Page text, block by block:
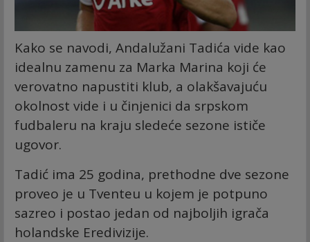
Kako se navodi, Andalužani Tadića vide kao
idealnu zamenu za Marka Marina koji će
verovatno napustiti klub, a olakšavajuću
okolnost vide i u činjenici da srpskom
fudbaleru na kraju sledeće sezone ističe
ugovor.
Tadić ima 25 godina, prethodne dve sezone
proveo je u Tventeu u kojem je potpuno
sazreo i postao jedan od najboljih igrača
holandske Eredivizije.